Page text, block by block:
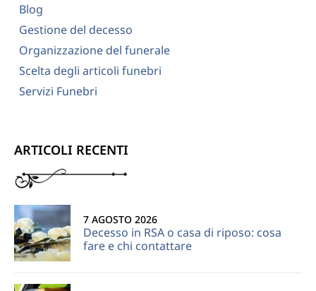
Blog
Gestione del decesso
Organizzazione del funerale
Scelta degli articoli funebri
Servizi Funebri
ARTICOLI RECENTI
Decesso in RSA o casa di riposo: cosa
fare e chi contattare
7 AGOSTO 2026